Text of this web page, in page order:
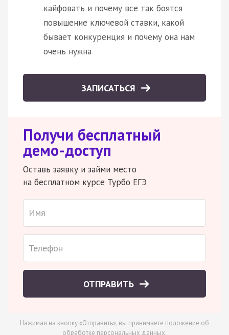
кайфовать и почему все так боятся
повышение ключевой ставки, какой
бывает конкуренция и почему она нам
очень нужна
ЗАПИСАТЬСЯ
Получи бесплатный
демо-доступ
Оставь заявку и займи место
на бесплатном курсе Турбо ЕГЭ
ОТПРАВИТЬ
Нажимая на кнопку «Отправить», вы принимаете положение об
обработке персональных данных.